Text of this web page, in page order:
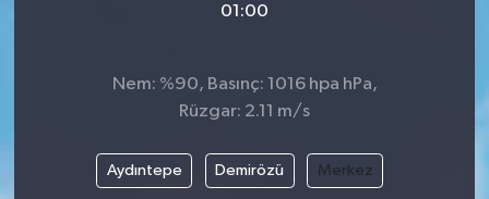
01:00
Nem: %90, Basınç: 1016 hpa hPa,
Rüzgar: 2.11 m/s
Aydıntepe Demirözü Merkez
İlçe Haberleri
Kültür & Sanat